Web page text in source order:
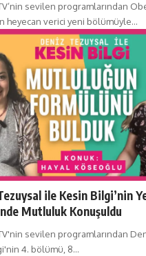
sevilen programlarından
heyecan verici yeni bölümüyle…
ile Kesin Bilgi’nin
Mutluluk Konuşuldu
sevilen programlarından
4. bölümü, 8…